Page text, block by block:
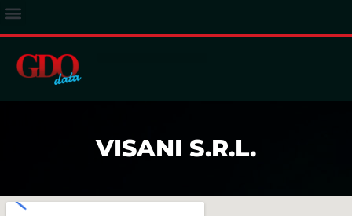
VISANI S.R.L.